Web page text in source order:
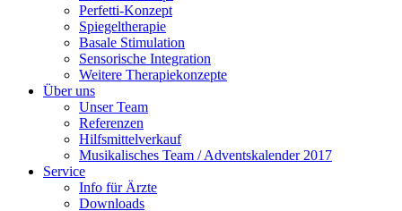
Perfetti-Konzept
Spiegeltherapie
Basale Stimulation
Sensorische Integration
Weitere Therapiekonzepte
Über uns
Unser Team
Referenzen
Hilfsmittelverkauf
Musikalisches Team / Adventskalender 2017
Service
Info für Ärzte
Downloads